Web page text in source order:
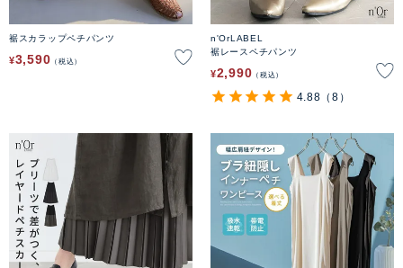
裾スカラップペチパンツ
¥3,590 税込
n'OrLABEL
裾レースペチパンツ
¥2,990 税込
4.88 （8）